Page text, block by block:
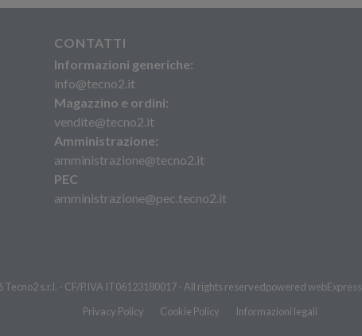
CONTATTI
Informazioni generiche:
info@tecno2.it
Magazzino e ordini:
vendite@tecno2.it
Amministrazione:
amministrazione@tecno2.it
PEC
amministrazione@pec.tecno2.it
Privacy Policy Cookie Policy Informazioni legali
Tecno2 s.r.l. - CF/P.IVA IT06123180017 - All rights reservedpoweredwebExpress